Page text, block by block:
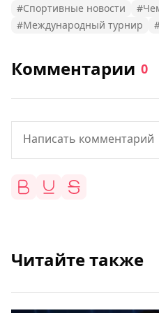
#Спортивные новости
#Международный турнир
Комментарии 0
Читайте также